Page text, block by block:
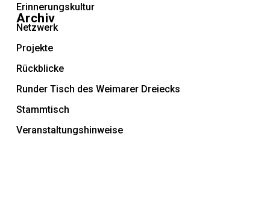
Erinnerungskultur
Netzwerk
Projekte
Rückblicke
Runder Tisch des Weimarer Dreiecks
Stammtisch
Veranstaltungshinweise
Archiv